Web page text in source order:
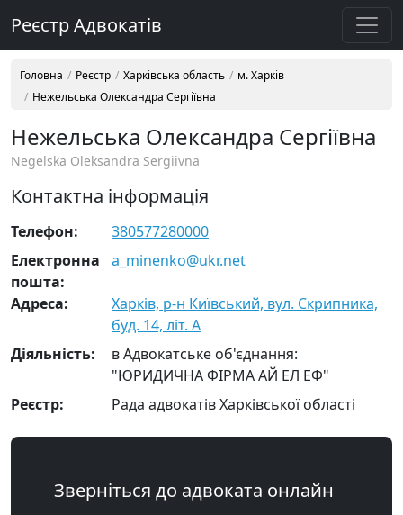
Реєстр Адвокатів
Головна Реєстр Харківська область
м. Харків
Нежельська Олександра Сергіївна
Нежельська Олександра Сергіївна
Negelska Oleksandra Sergiivna
Контактна інформація
Телефон:
380577280000
Електронна
пошта:
a_minenko@ukr.net
Адреса:
Харків, р-н Київський, вул. Скрипника,
буд. 14, літ. А
Діяльність:
в Адвокатське об'єднання:
"ЮРИДИЧНА ФІРМА АЙ ЕЛ ЕФ"
Реєстр:
Рада адвокатів Харківської області
Зверніться до адвоката онлайн